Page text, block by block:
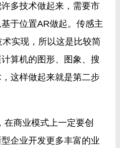
多技术做起来，需要市
于位置AR做起。传感主
实现，所以这是比较简
算机的图形、图象、搜
这样做起来就是第二步
商业模式上一定要创
企业开发更多丰富的业